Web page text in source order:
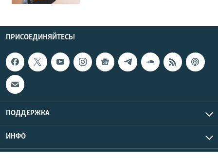
ПРИСОЕДИНЯЙТЕСЬ!
ПОДДЕРЖКА
ИНФО